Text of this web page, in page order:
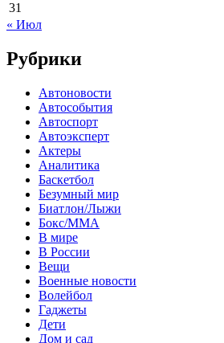
31
« Июл
Рубрики
Автоновости
Автособытия
Автоспорт
Автоэксперт
Актеры
Аналитика
Баскетбол
Безумный мир
Биатлон/Лыжи
Бокс/MMA
В мире
В России
Вещи
Военные новости
Волейбол
Гаджеты
Дети
Дом и сад